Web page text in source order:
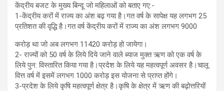
केंद्रीय बजट के मुख्य बिन्दू जो महिलाओं को बताए गए:-
1-केंद्रीय करों में राज्य का अंश बढ़ गया है।गत वर्ष के सापेक्ष यह लगभग 25
प्रतिशत की वृद्धि है।गत वर्ष केंद्रीय करों में राज्य का अंश लगभग 9000
करोड़ था जो अब लगभग 11420 करोड़ हो जायेगा।
2- राज्यों को 50 वर्ष के लिये दिये जाने वाले ब्याज मुक्त ऋण को एक वर्ष के
लिये पुन: विस्तारित किया गया है।प्रदेश के लिये यह महत्वपूर्ण अवसर है।चालू
वित्त वर्ष में इसमें लगभग 1000 करोड़ इस योजना से प्राप्त होंगे।
3-प्रदेश के लिये कृषि महत्वपूर्ण क्षेत्र है।कृषि के क्षेत्र में ऋण की बढ़ोत्तरियों